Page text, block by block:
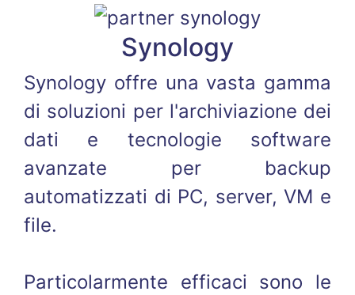
Synology
Synology offre una vasta gamma
di soluzioni per l'archiviazione dei
dati e tecnologie software
avanzate per backup
automatizzati di PC, server, VM e
file.
Particolarmente efficaci sono le